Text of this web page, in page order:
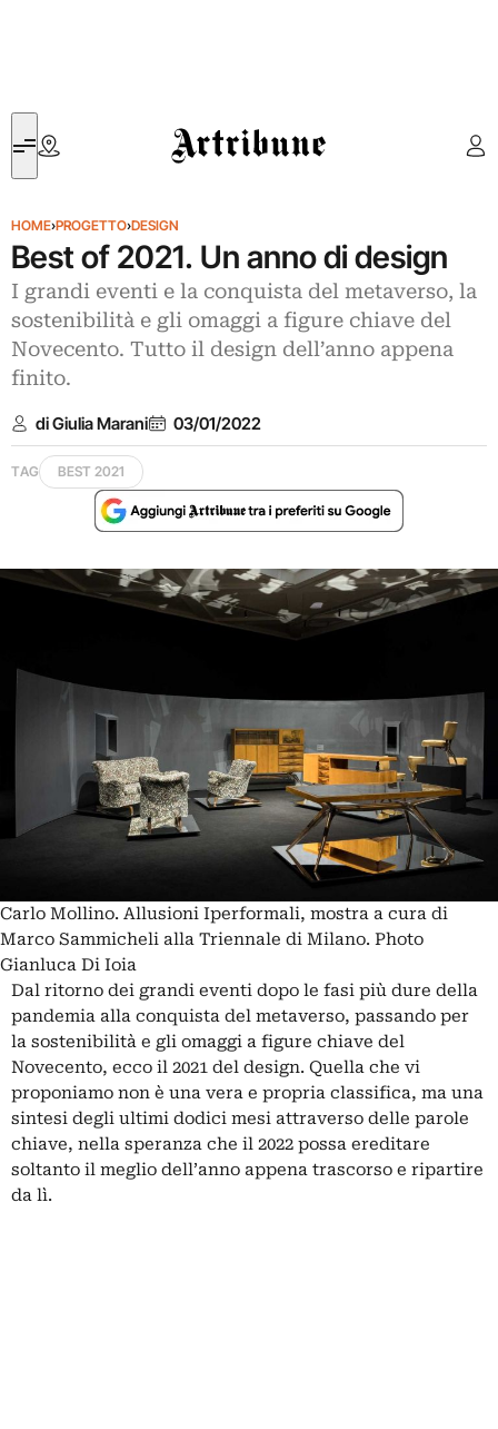
Artribune
HOME›PROGETTO›DESIGN
Best of 2021. Un anno di design
I grandi eventi e la conquista del metaverso, la
sostenibilità e gli omaggi a figure chiave del
Novecento. Tutto il design dell’anno appena
finito.
di Giulia Marani 03/01/2022
TAG BEST 2021
Carlo Mollino. Allusioni Iperformali, mostra a cura di
Marco Sammicheli alla Triennale di Milano. Photo
Gianluca Di Ioia
Dal ritorno dei grandi eventi dopo le fasi più dure della
pandemia alla conquista del metaverso, passando per
la sostenibilità e gli omaggi a figure chiave del
Novecento, ecco il 2021 del design. Quella che vi
proponiamo non è una vera e propria classifica, ma una
sintesi degli ultimi dodici mesi attraverso delle parole
chiave, nella speranza che il 2022 possa ereditare
soltanto il meglio dell’anno appena trascorso e ripartire
da lì.